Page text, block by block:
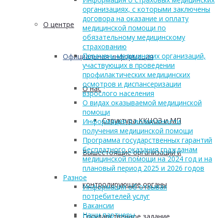
О центре
Официальная информация
О нас
Структура ККЦОЗ и МП
Вышестоящие организации и
контролирующие органы
организациях, с которыми заключены
договора на оказание и оплату
медицинской помощи по
обязательному медицинскому
страхованию
Перечень медицинских организаций,
участвующих в проведении
профилактических медицинских
осмотров и диспансеризации
взрослого населения
О видах оказываемой медицинской
помощи
Информация о возможности
получения медицинской помощи
Программа государственных гарантий
бесплатного оказания гражданам
медицинской помощи на 2024 год и на
плановый период 2025 и 2026 годов
Разное
Информация об отзывах
потребителей услуг
Вакансии
Наши партнеры